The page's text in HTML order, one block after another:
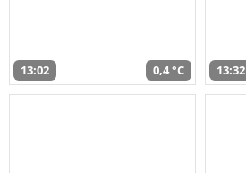
13:02 0,4 °C 13:32